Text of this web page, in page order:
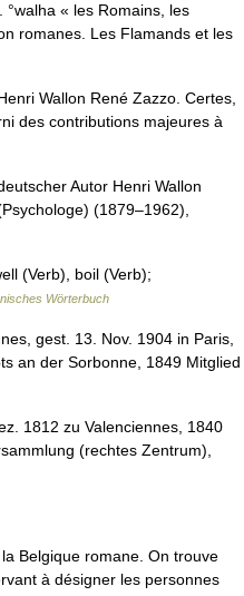
« les Romains, les
romanes. Les Flamands et les
Wallon René Zazzo. Certes,
des contributions majeures à
Autor Henri Wallon
(1879–1962),
(Verb), boil (Verb);
Wörterbuch
gest. 13. Nov. 1904 in Paris,
an der Sorbonne, 1849 Mitglied
1812 zu Valenciennes, 1840
(rechtes Zentrum),
Belgique romane. On trouve
à désigner les personnes